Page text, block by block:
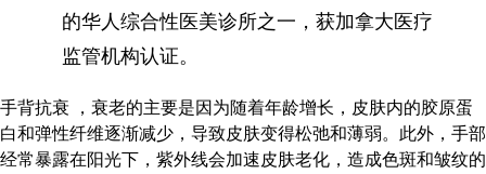
的华人综合性医美诊所之一，获加拿大医疗
监管机构认证。
手背抗衰 ，衰老的主要是因为随着年龄增长，皮肤内的胶原蛋
白和弹性纤维逐渐减少，导致皮肤变得松弛和薄弱。此外，手部
经常暴露在阳光下，紫外线会加速皮肤老化，造成色斑和皱纹的